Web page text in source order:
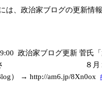
は、政治家ブログの更新情
政治家ブログ更新 菅氏
８月２３日（月
） → http://am6.jp/8Xn0ox